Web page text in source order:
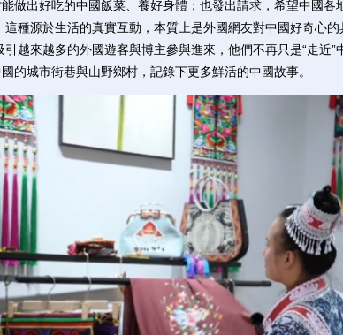
做出好吃的中國飯菜、養好身體；也發出請求，希望中國各
種源於生活的真實互動，本質上是外國網友對中國好奇心的
越來越多的外國遊客與博主參與進來，他們不再只是“走近”
的城市街巷與山野鄉村，記錄下更多鮮活的中國故事。